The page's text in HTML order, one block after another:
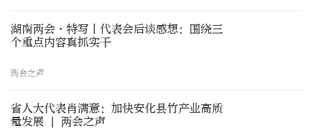
湖南两会·特写丨代表会后谈感想：围绕三
个重点内容真抓实干
两会之声
省人大代表肖满意：加快安化县竹产业高质
量发展 | 两会之声